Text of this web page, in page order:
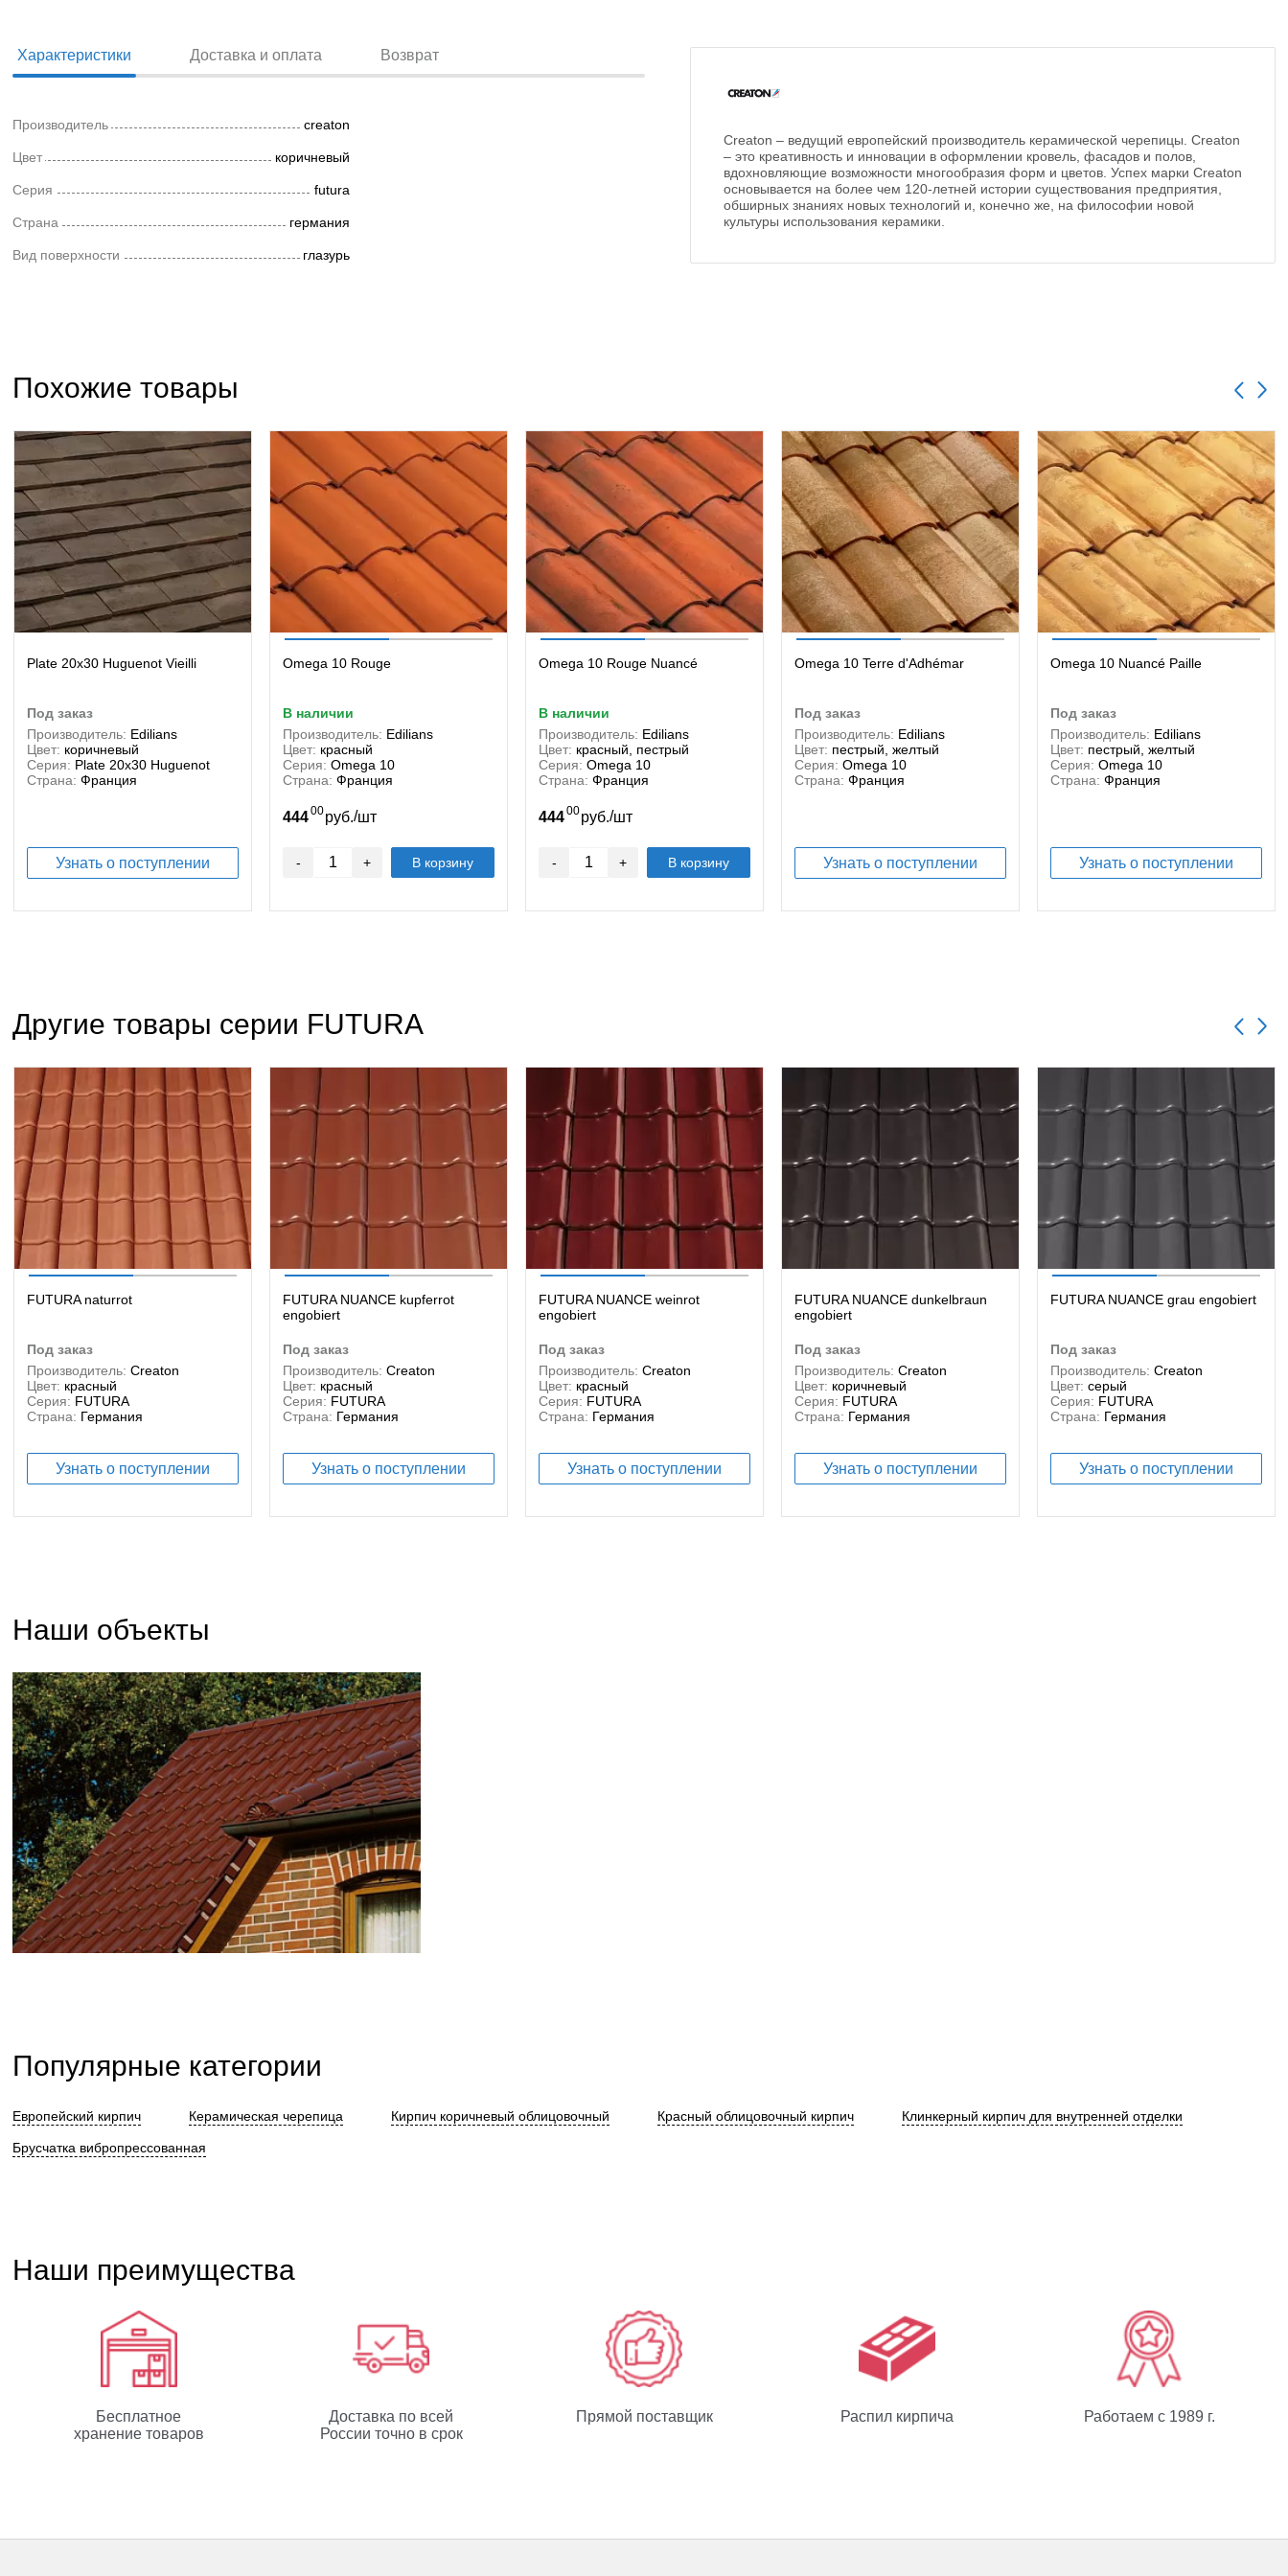
Характеристики Доставка и оплата Возврат
Производитель creaton
Цвет коричневый
Серия futura
Страна германия
Вид поверхности глазурь
Creaton – ведущий европейский производитель керамической черепицы. Creaton
– это креативность и инновации в оформлении кровель, фасадов и полов,
вдохновляющие возможности многообразия форм и цветов. Успех марки Creaton
основывается на более чем 120-летней истории существования предприятия,
обширных знаниях новых технологий и, конечно же, на философии новой
культуры использования керамики.
Похожие товары
Plate 20x30 Huguenot Vieilli
под заказ
Производитель: Edilians
Цвет: коричневый
Серия: Plate 20x30 Huguenot
Страна: Франция
Узнать о поступлении
Omega 10 Rouge
в наличии
Производитель: Edilians
Цвет: красный
Серия: Omega 10
Страна: Франция
44400руб./шт
- + В корзину
Omega 10 Rouge Nuancé
в наличии
Производитель: Edilians
Цвет: красный, пестрый
Серия: Omega 10
Страна: Франция
44400руб./шт
- + В корзину
Omega 10 Terre d'Adhémar
под заказ
Производитель: Edilians
Цвет: пестрый, желтый
Серия: Omega 10
Страна: Франция
Узнать о поступлении
Omega 10 Nuancé Paille
под заказ
Производитель: Edilians
Цвет: пестрый, желтый
Серия: Omega 10
Страна: Франция
Узнать о поступлении
Другие товары серии FUTURA
FUTURA naturrot
под заказ
Производитель: Creaton
Цвет: красный
Серия: FUTURA
Страна: Германия
Узнать о поступлении
FUTURA NUANCE kupferrot
engobiert
под заказ
Производитель: Creaton
Цвет: красный
Серия: FUTURA
Страна: Германия
Узнать о поступлении
FUTURA NUANCE weinrot
engobiert
под заказ
Производитель: Creaton
Цвет: красный
Серия: FUTURA
Страна: Германия
Узнать о поступлении
FUTURA NUANCE dunkelbraun
engobiert
под заказ
Производитель: Creaton
Цвет: коричневый
Серия: FUTURA
Страна: Германия
Узнать о поступлении
FUTURA NUANCE grau engobiert
под заказ
Производитель: Creaton
Цвет: серый
Серия: FUTURA
Страна: Германия
Узнать о поступлении
Наши объекты
Популярные категории
Европейский кирпич Керамическая черепица Кирпич коричневый облицовочный Красный облицовочный кирпич Клинкерный кирпич для внутренней отделки
Брусчатка вибропрессованная
Наши преимущества
Бесплатное
хранение товаров
Доставка по всей
России точно в срок
Прямой поставщик Распил кирпича Работаем с 1989 г.